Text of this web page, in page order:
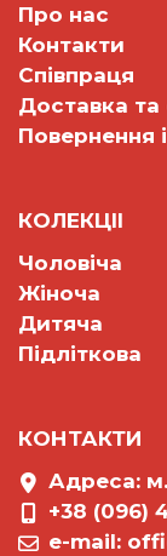
Про нас
Контакти
Співпраця
Доставка та
Повернення
КОЛЕКЦII
Чоловіча
Жіноча
Дитяча
Підліткова
КОНТАКТИ
Адреса:
+38 (096)
e-mail: